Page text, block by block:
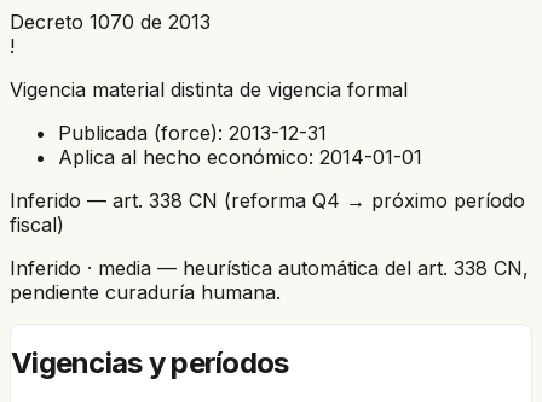
Decreto 1070 de 2013
!
Vigencia material distinta de vigencia formal
Publicada (force): 2013-12-31
Aplica al hecho económico: 2014-01-01
Inferido — art. 338 CN (reforma Q4 → próximo período
fiscal)
Inferido · media — heurística automática del art. 338 CN,
pendiente curaduría humana.
Vigencias y períodos